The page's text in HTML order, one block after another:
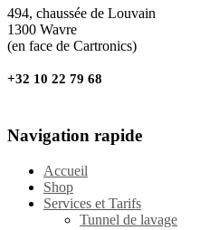
494, chaussée de Louvain
1300 Wavre
(en face de Cartronics)
+32 10 22 79 68
Navigation rapide
Accueil
Shop
Services et Tarifs
Tunnel de lavage